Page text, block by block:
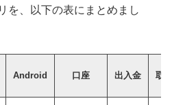
を、以下の表にまとめまし
Android 口座 出入金 取